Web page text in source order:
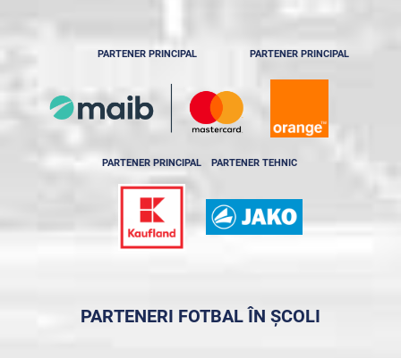
PARTENER PRINCIPAL PARTENER PRINCIPAL
PARTENER PRINCIPAL PARTENER TEHNIC
PARTENERI FOTBAL ÎN ȘCOLI